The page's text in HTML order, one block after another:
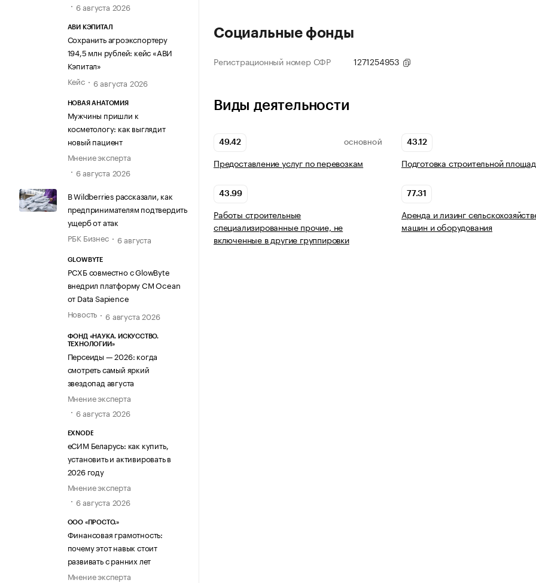
6 августа 2026
АВИ КЭПИТАЛ
Сохранить агроэкспортеру
194,5 млн рублей: кейс «АВИ
Кэпитал»
Кейс
6 августа 2026
НОВАЯ АНАТОМИЯ
Мужчины пришли к
косметологу: как выглядит
новый пациент
Мнение эксперта
6 августа 2026
В Wildberries рассказали, как
предпринимателям подтвердить
ущерб от атак
РБК Бизнес
6 августа
GLOWBYTE
РСХБ совместно с GlowByte
внедрил платформу CM Ocean
от Data Sapience
Новость
6 августа 2026
ФОНД «НАУКА. ИСКУССТВО.
ТЕХНОЛОГИИ»
Персеиды — 2026: когда
смотреть самый яркий
звездопад августа
Мнение эксперта
6 августа 2026
EXNODE
еСИМ Беларусь: как купить,
установить и активировать в
2026 году
Мнение эксперта
6 августа 2026
ООО «ПРОСТО.»
Финансовая грамотность:
почему этот навык стоит
развивать с ранних лет
Мнение эксперта
Социальные фонды
Регистрационный номер СФР 1271254953
Виды деятельности
49.42 ОСНОВНОЙ
Предоставление услуг по перевозкам
43.12
Подготовка строительной
43.99
Работы строительные
специализированные прочие, не
включенные в другие группировки
77.31
Аренда и лизинг
машин и оборудования